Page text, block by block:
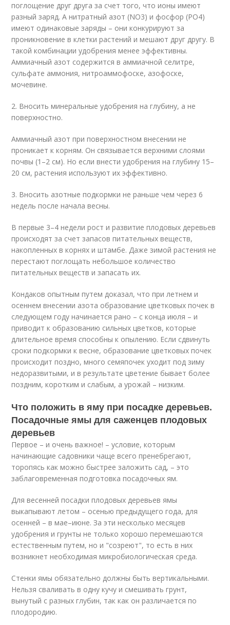
поглощение друг друга за счет того, что ионы имеют
разный заряд. А нитратный азот (NO3) и фосфор (PO4)
имеют одинаковые заряды – они конкурируют за
проникновение в клетки растений и мешают друг другу. В
такой комбинации удобрения менее эффективны.
Аммиачный азот содержится в аммиачной селитре,
сульфате аммония, нитроаммофоске, азофоске,
мочевине.
2. Вносить минеральные удобрения на глубину, а не
поверхностно.
Аммиачный азот при поверхностном внесении не
проникает к корням. Он связывается верхними слоями
почвы (1–2 см). Но если внести удобрения на глубину 15–
20 см, растения используют их эффективно.
3. Вносить азотные подкормки не раньше чем через 6
недель после начала весны.
В первые 3–4 недели рост и развитие плодовых деревьев
происходят за счет запасов питательных веществ,
накопленных в корнях и штамбе. Даже зимой растения не
перестают поглощать небольшое­ количество
питательных веществ и запасать их.
Кондаков опытным путем доказал, что при летнем и
осеннем внесении азота образование цветковых почек в
следующем году начинается рано – с конца июля – и
приводит к образованию сильных цветков, которые
длительное время способны к опылению. Если сдвинуть
сроки подкормки к весне, образование цветковых почек
происходит поздно, много семяпочек уходит под зиму
недоразвитыми, и в результате цветение бывает более
поздним, коротким и слабым, а урожай – низким.
Что положить в яму при посадке деревьев.
Посадочные ямы для саженцев плодовых
деревьев
Первое – и очень важное! – условие, которым
начинающие садовники чаще всего пренебрегают,
торопясь как можно быстрее заложить сад, – это
заблаговременная подготовка посадочных ям.
Для весенней посадки плодовых деревьев ямы
выкапывают летом – осенью предыдущего года, для
осенней – в мае–июне. За эти несколько месяцев
удобрения и грунты не только хорошо перемешаются
естественным путем, но и "созреют", то есть в них
возникнет необходимая микробиологическая среда.
Стенки ямы обязательно должны быть вертикальными.
Нельзя сваливать в одну кучу и смешивать грунт,
вынутый с разных глубин, так как он различается по
плодородию.